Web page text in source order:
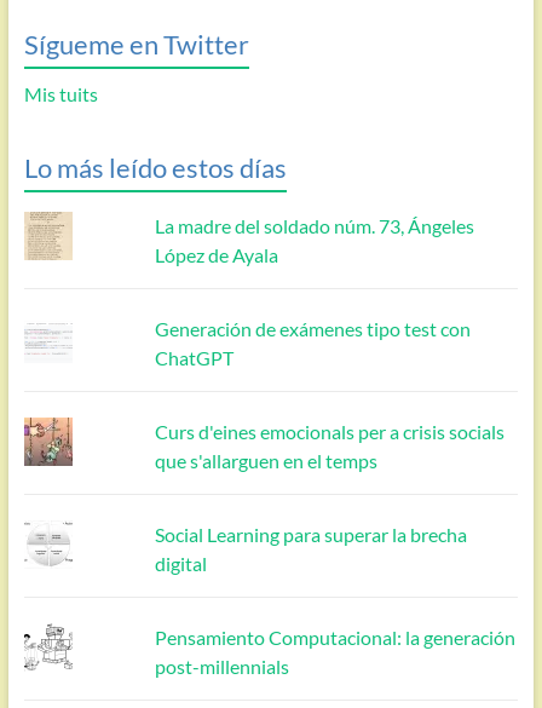
Sígueme en Twitter
Mis tuits
Lo más leído estos días
La madre del soldado núm. 73, Ángeles
López de Ayala
Generación de exámenes tipo test con
ChatGPT
Curs d'eines emocionals per a crisis socials
que s'allarguen en el temps
Social Learning para superar la brecha
digital
Pensamiento Computacional: la generación
post-millennials